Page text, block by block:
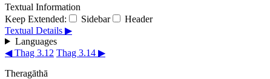
Textual Information
Keep Extended:
Sidebar
Header
Textual Details ▶
Languages
◀ Thag 3.12 Thag 3.14 ▶
Theragāthā